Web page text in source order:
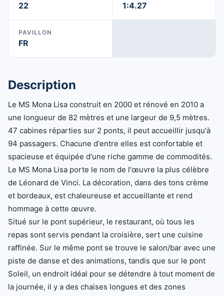
22 1:4.27
PAVILLON
FR
Description
Le MS Mona Lisa construit en 2000 et rénové en 2010 a
une longueur de 82 mètres et une largeur de 9,5 mètres.
47 cabines réparties sur 2 ponts, il peut accueillir jusqu'à
94 passagers. Chacune d'entre elles est confortable et
spacieuse et équipée d'une riche gamme de commodités.
Le MS Mona Lisa porte le nom de l'œuvre la plus célèbre
de Léonard de Vinci. La décoration, dans des tons crème
et bordeaux, est chaleureuse et accueillante et rend
hommage à cette œuvre.
Situé sur le pont supérieur, le restaurant, où tous les
repas sont servis pendant la croisière, sert une cuisine
raffinée. Sur le même pont se trouve le salon/bar avec une
piste de danse et des animations, tandis que sur le pont
Soleil, un endroit idéal pour se détendre à tout moment de
la journée, il y a des chaises longues et des zones